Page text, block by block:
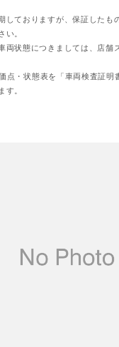
しておりますが、保証したも
い。
両状態につきましては、店舗
点・状態表を「車両検査証
す。